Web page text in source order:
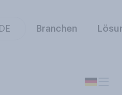
DE Branchen